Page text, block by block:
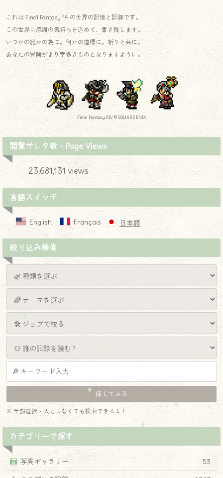
これは Final Fantasy 14 の世界の記憶と記録です。
この世界に感謝の気持ちを込めて、書き残します。
いつかの誰かの為に。何かの道標に。祈りと共に。
あなたの冒険がより幸多きものとなりますように。
Final Fantasy XIV © SQUARE ENIX
閲覧サレタ数・Page Views
23,681,131 views
言語スイッチ
English Français 日本語
絞り込み検索
※ 全部選択・入力しなくても検索できるよ！
カテゴリーで探す
写真ギャラリー
53